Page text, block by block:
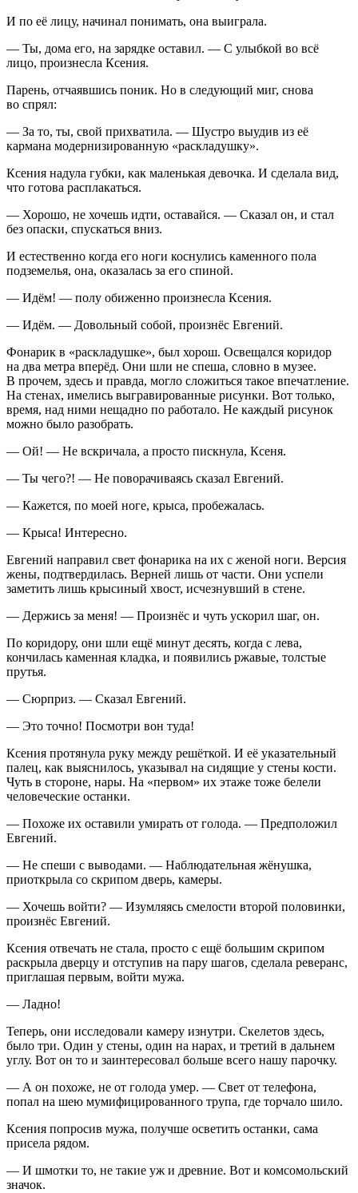
И по её лицу, начинал понимать, она выиграла.
— Ты, дома его, на зарядке оставил. — С улыбкой во всё
лицо, произнесла Ксения.
Парень, отчаявшись поник. Но в следующий миг, снова
во спрял:
— За то, ты, свой прихватила. — Шустро выудив из её
кармана модернизированную «раскладушку».
Ксения надула губки, как маленькая девочка. И сделала вид,
что готова расплакаться.
— Хорошо, не хочешь идти, оставайся. — Сказал он, и стал
без опаски, спускаться вниз.
И естественно когда его ноги коснулись каменного пола
подземелья, она, оказалась за его спиной.
— Идём! — полу обиженно произнесла Ксения.
— Идём. — Довольный собой, произнёс Евгений.
Фонарик в «раскладушке», был хорош. Освещался коридор
на два метра вперёд. Они шли не спеша, словно в музее.
В прочем, здесь и правда, могло сложиться такое впечатление.
На стенах, имелись выгравированные рисунки. Вот только,
время, над ними нещадно по работало. Не каждый рисунок
можно было разобрать.
— Ой! — Не вскричала, а просто пискнула, Ксеня.
— Ты чего?! — Не поворачиваясь сказал Евгений.
— Кажется, по моей ноге, крыса, пробежалась.
— Крыса! Интересно.
Евгений направил свет фонарика на их с женой ноги. Версия
жены, подтвердилась. Верней лишь от части. Они успели
заметить лишь крысиный хвост, исчезнувший в стене.
— Держись за меня! — Произнёс и чуть ускорил шаг, он.
По коридору, они шли ещё минут десять, когда с лева,
кончилась каменная кладка, и появились ржавые, толстые
прутья.
— Сюрприз. — Сказал Евгений.
— Это точно! Посмотри вон туда!
Ксения протянула руку между решёткой. И её указательный
палец, как выяснилось, указывал на сидящие у стены кости.
Чуть в стороне, нары. На «первом» их этаже тоже белели
человеческие останки.
— Похоже их оставили умирать от голода. — Предположил
Евгений.
— Не спеши с выводами. — Наблюдательная жёнушка,
приоткрыла со скрипом дверь, камеры.
— Хочешь войти? — Изумляясь смелости второй половинки,
произнёс Евгений.
Ксения отвечать не стала, просто с ещё большим скрипом
раскрыла дверцу и отступив на пару шагов, сделала реверанс,
приглашая первым, войти мужа.
— Ладно!
Теперь, они исследовали камеру изнутри. Скелетов здесь,
было три. Один у стены, один на нарах, и третий в дальнем
углу. Вот он то и заинтересовал больше всего нашу парочку.
— А он похоже, не от голода умер. — Свет от телефона,
попал на шею мумифицированного трупа, где торчало шило.
Ксения попросив мужа, получше осветить останки, сама
присела рядом.
— И шмотки то, не такие уж и древние. Вот и комсомольский
значок.